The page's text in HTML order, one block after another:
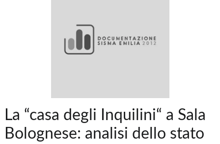
La “casa degli Inquilini“ a Sala
Bolognese: analisi dello stato